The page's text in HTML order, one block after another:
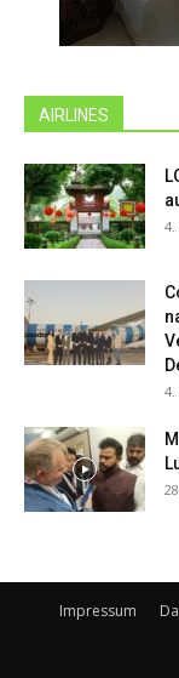
AIRLINES
4.
4.
Impressum